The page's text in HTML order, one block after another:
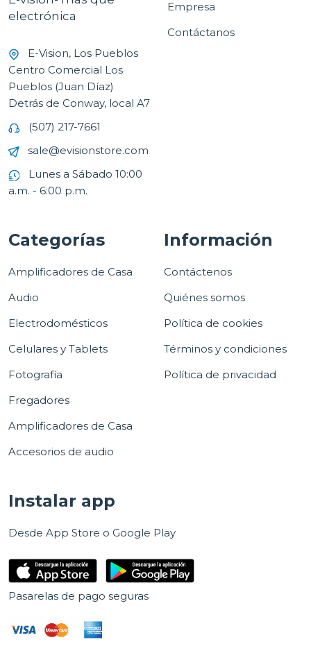
electrónica
E-Vision, Los Pueblos
Centro Comercial Los
Pueblos (Juan Díaz)
Detrás de Conway, local A7
(507) 217-7661
sale@evisionstore.com
Lunes a Sábado 10:00
a.m. - 6:00 p.m.
Empresa
Contáctanos
Categorías
Amplificadores de Casa
Audio
Electrodomésticos
Celulares y Tablets
Fotografía
Fregadores
Amplificadores de Casa
Accesorios de audio
Información
Contáctenos
Quiénes somos
Política de cookies
Términos y condiciones
Política de privacidad
Instalar app
Desde App Store o Google Play
Pasarelas de pago seguras